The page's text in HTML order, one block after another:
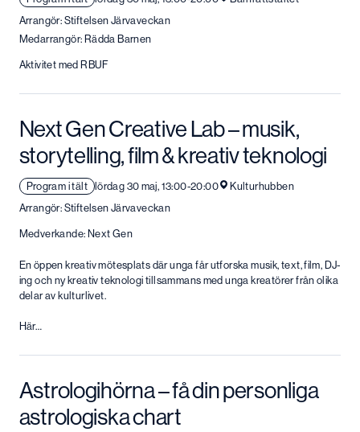
Arrangör: Stiftelsen Järvaveckan
Medarrangör: Rädda Barnen
Aktivitet med RBUF
Next Gen Creative Lab – musik,
storytelling, film & kreativ teknologi
Program i tält lördag 30 maj, 13:00-20:00
Kulturhubben
Arrangör: Stiftelsen Järvaveckan
Medverkande: Next Gen
En öppen kreativ mötesplats där unga får utforska musik, text, film, DJ-
ing och ny kreativ teknologi tillsammans med unga kreatörer från olika
delar av kulturlivet.
Här…
Astrologihörna – få din personliga
astrologiska chart